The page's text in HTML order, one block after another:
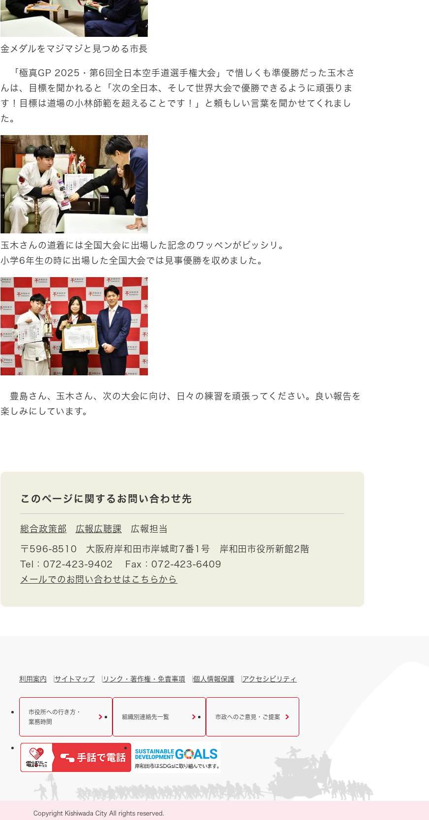
金メダルをマジマジと見つめる市長​
「極真GP 2025・第6回全日本空手道選手権大会」で惜しくも準優勝だった玉木さ
んは、目標を聞かれると「次の全日本、そして世界大会で優勝できるように頑張りま
す！目標は道場の小林師範を超えることです！」と頼もしい言葉を聞かせてくれまし
た。
玉木さんの道着には全国大会に出場した記念のワッペンがビッシリ。
小学6年生の時に出場した全国大会では見事優勝を収めました。
豊島さん、玉木さん、次の大会に向け、日々の練習を頑張ってください。良い報告を
楽しみにしています。
このページに関するお問い合わせ先
総合政策部 広報広聴課 広報担当
〒596-8510
大阪府岸和田市岸城町7番1号 岸和田市役所新館2階
Tel：072-423-9402
Fax：072-423-6409
メールでのお問い合わせはこちらから
利用案内 サイトマップ リンク・著作権・免責事項 個人情報保護 アクセシビリティ
市役所への行き方・
業務時間
組織別連絡先一覧 市政へのご意見・ご提案
Copyright Kishiwada City All rights reserved.